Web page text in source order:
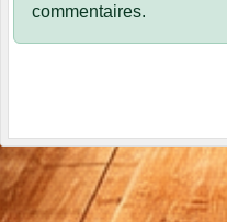
commentaires.